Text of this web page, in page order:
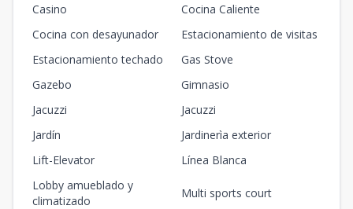
Casino
Cocina Caliente
Cocina con desayunador
Estacionamiento de visitas
Estacionamiento techado
Gas Stove
Gazebo
Gimnasio
Jacuzzi
Jacuzzi
Jardín
Jardinerìa exterior
Lift-Elevator
Línea Blanca
Lobby amueblado y
climatizado
Multi sports court